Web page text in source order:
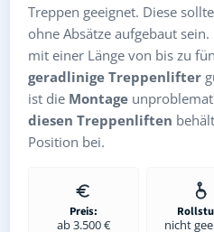
Treppen geeignet. Diese
ohne Absätze aufgebaut
mit einer Länge von bis zu
geradlinige Treppenlifter
ist die Montage
diesen Treppenliften
Position bei.
Preis:
ab 3.500 € nicht